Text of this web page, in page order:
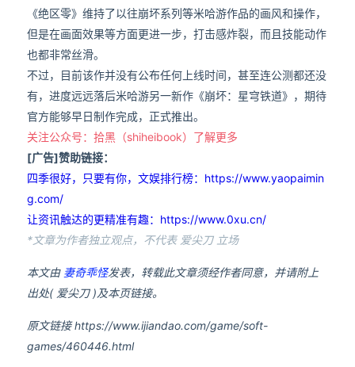
《绝区零》维持了以往崩坏系列等米哈游作品的画风和操作，
但是在画面效果等方面更进一步，打击感炸裂，而且技能动作
也都非常丝滑。
不过，目前该作并没有公布任何上线时间，甚至连公测都还没
有，进度远远落后米哈游另一新作《崩坏：星穹铁道》，期待
官方能够早日制作完成，正式推出。
关注公众号：拾黑（shiheibook）了解更多
[广告]赞助链接：
四季很好，只要有你，文娱排行榜：https://www.yaopaimin
g.com/
让资讯触达的更精准有趣：https://www.0xu.cn/
*文章为作者独立观点，不代表 爱尖刀 立场
本文由 妻奇乖怪发表，转载此文章须经作者同意，并请附上
出处( 爱尖刀 )及本页链接。
原文链接 https://www.ijiandao.com/game/soft-
games/460446.html